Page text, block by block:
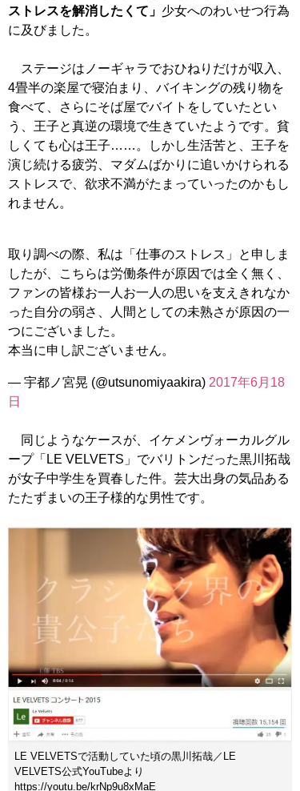
ストレスを解消したくて」 少女へのわいせつ行為
に及びました。
ステージはノーギャラでおひねりだけが収入、
4畳半の楽屋で寝泊まり、バイキングの残り物を
食べて、さらにそば屋でバイトをしていたとい
う、王子と真逆の環境で生きていたようです。貧
しくても心は王子……。しかし生活苦と、王子を
演じ続ける疲労、マダムばかりに追いかけられる
ストレスで、欲求不満がたまっていったのかもし
れません。
取り調べの際、私は「仕事のストレス」と申しま
したが、こちらは労働条件が原因では全く無く、
ファンの皆様お一人お一人の思いを支えきれなか
った自分の弱さ、人間としての未熟さが原因の一
つにございました。
本当に申し訳ございません。
— 宇都ノ宮晃 (@utsunomiyaakira) 2017年6月18
日
同じようなケースが、イケメンヴォーカルグル
ープ「LE VELVETS」でバリトンだった黒川拓哉
が女子中学生を買春した件。芸大出身の気品ある
たたずまいの王子様的な男性です。
LE VELVETSで活動していた頃の黒川拓哉／LE
VELVETS公式YouTubeより
https://youtu.be/krNp9u8xMaE